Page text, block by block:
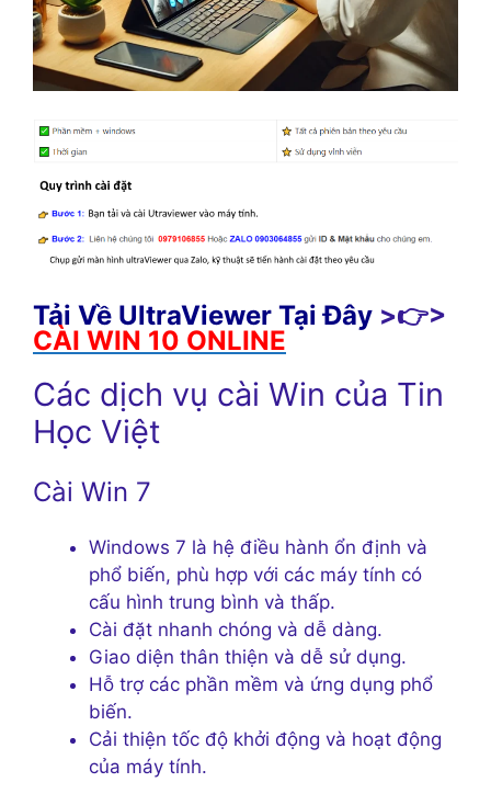
Tải Về UltraViewer Tại Đây >👉>
CÀI WIN 10 ONLINE
Các dịch vụ cài Win của Tin
Học Việt
Cài Win 7
Windows 7 là hệ điều hành ổn định và
phổ biến, phù hợp với các máy tính có
cấu hình trung bình và thấp.
Cài đặt nhanh chóng và dễ dàng.
Giao diện thân thiện và dễ sử dụng.
Hỗ trợ các phần mềm và ứng dụng phổ
biến.
Cải thiện tốc độ khởi động và hoạt động
của máy tính.